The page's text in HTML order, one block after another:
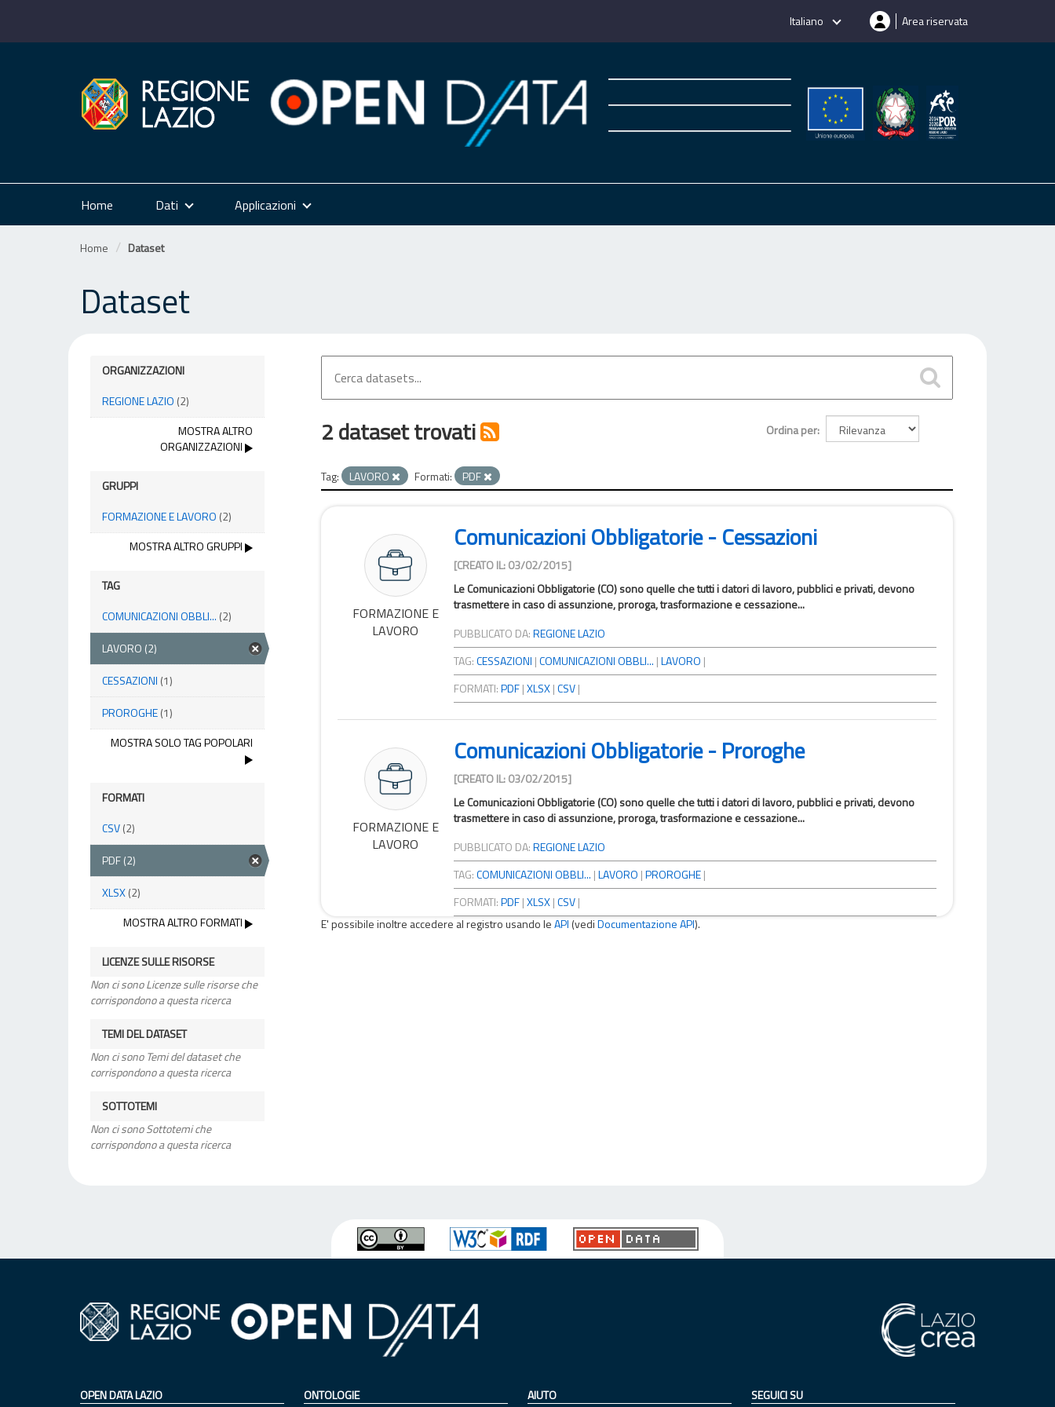
Italiano Area riservata
Home Dati Applicazioni
Home Dataset
Dataset
ORGANIZZAZIONI
REGIONE LAZIO (2)
MOSTRA ALTRO
ORGANIZZAZIONI
GRUPPI
FORMAZIONE E LAVORO (2)
MOSTRA ALTRO GRUPPI
TAG
COMUNICAZIONI OBBLI... (2)
LAVORO (2)
CESSAZIONI (1)
PROROGHE(1)
MOSTRA SOLO TAG POPOLARI
FORMATI
CSV(2)
PDF(2)
XLSX(2)
MOSTRA ALTRO FORMATI
LICENZE SULLE RISORSE
Non ci sono Licenze sulle risorse che
corrispondono a questa ricerca
TEMI DEL DATASET
Non ci sono Temi del dataset che
corrispondono a questa ricerca
SOTTOTEMI
Non ci sono Sottotemi che
corrispondono a questa ricerca
Ordina per
2 dataset trovati
Tag: LAVORO Formati: PDF
FORMAZIONE E
LAVORO
Comunicazioni Obbligatorie - Cessazioni
[CREATO IL: 03/02/2015]
Le Comunicazioni Obbligatorie (CO) sono quelle che tutti i datori di lavoro, pubblici e privati, devono
trasmettere in caso di assunzione, proroga, trasformazione e cessazione...
PUBBLICATO DA:REGIONE LAZIO
TAG:CESSAZIONI |COMUNICAZIONI OBBLI... |LAVORO |
FORMATI:PDF |XLSX |CSV |
FORMAZIONE E
LAVORO
Comunicazioni Obbligatorie - Proroghe
[CREATO IL: 03/02/2015]
Le Comunicazioni Obbligatorie (CO) sono quelle che tutti i datori di lavoro, pubblici e privati, devono
trasmettere in caso di assunzione, proroga, trasformazione e cessazione...
PUBBLICATO DA:REGIONE LAZIO
TAG:COMUNICAZIONI OBBLI... |LAVORO |PROROGHE |
FORMATI:PDF |XLSX |CSV |
E' possibile inoltre accedere al registro usando leAPI (vediDocumentazione API).
OPEN DATA LAZIO ONTOLOGIE AIUTO SEGUICI SU